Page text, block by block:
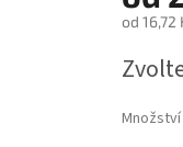
od 16,72
cena:
Množství